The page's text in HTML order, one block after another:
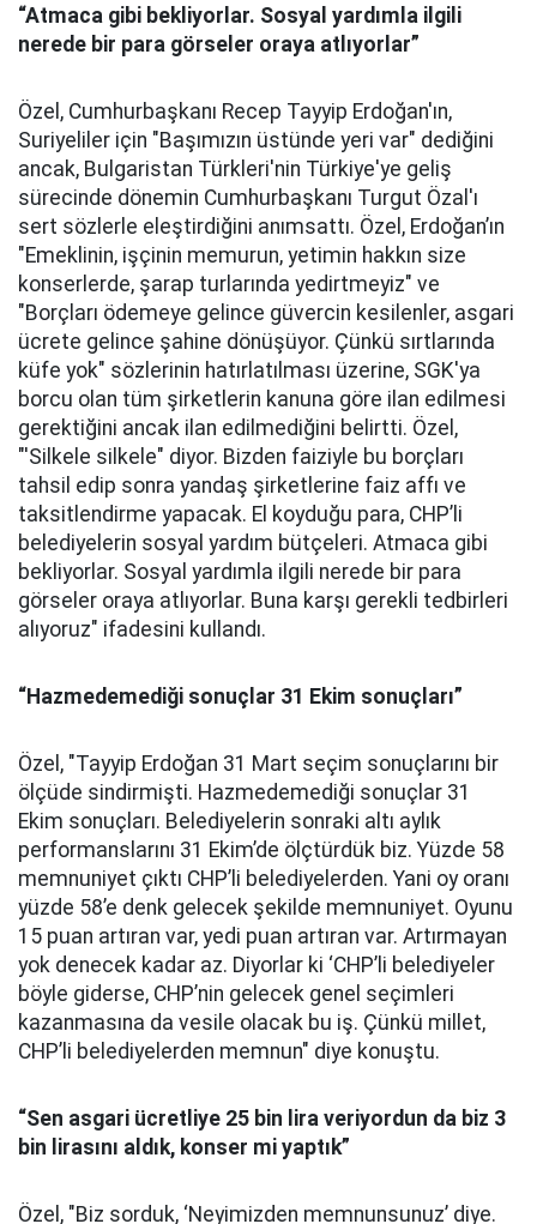
“Atmaca gibi bekliyorlar. Sosyal yardımla ilgili
nerede bir para görseler oraya atlıyorlar”
Özel, Cumhurbaşkanı Recep Tayyip Erdoğan'ın,
Suriyeliler için "Başımızın üstünde yeri var" dediğini
ancak, Bulgaristan Türkleri'nin Türkiye'ye geliş
sürecinde dönemin Cumhurbaşkanı Turgut Özal'ı
sert sözlerle eleştirdiğini anımsattı. Özel, Erdoğan’ın
"Emeklinin, işçinin memurun, yetimin hakkın size
konserlerde, şarap turlarında yedirtmeyiz" ve
"Borçları ödemeye gelince güvercin kesilenler, asgari
ücrete gelince şahine dönüşüyor. Çünkü sırtlarında
küfe yok" sözlerinin hatırlatılması üzerine, SGK'ya
borcu olan tüm şirketlerin kanuna göre ilan edilmesi
gerektiğini ancak ilan edilmediğini belirtti. Özel,
"'Silkele silkele" diyor. Bizden faiziyle bu borçları
tahsil edip sonra yandaş şirketlerine faiz affı ve
taksitlendirme yapacak. El koyduğu para, CHP’li
belediyelerin sosyal yardım bütçeleri. Atmaca gibi
bekliyorlar. Sosyal yardımla ilgili nerede bir para
görseler oraya atlıyorlar. Buna karşı gerekli tedbirleri
alıyoruz" ifadesini kullandı.
“Hazmedemediği sonuçlar 31 Ekim sonuçları”
Özel, "Tayyip Erdoğan 31 Mart seçim sonuçlarını bir
ölçüde sindirmişti. Hazmedemediği sonuçlar 31
Ekim sonuçları. Belediyelerin sonraki altı aylık
performanslarını 31 Ekim’de ölçtürdük biz. Yüzde 58
memnuniyet çıktı CHP’li belediyelerden. Yani oy oranı
yüzde 58’e denk gelecek şekilde memnuniyet. Oyunu
15 puan artıran var, yedi puan artıran var. Artırmayan
yok denecek kadar az. Diyorlar ki ‘CHP’li belediyeler
böyle giderse, CHP’nin gelecek genel seçimleri
kazanmasına da vesile olacak bu iş. Çünkü millet,
CHP’li belediyelerden memnun" diye konuştu.
“Sen asgari ücretliye 25 bin lira veriyordun da biz 3
bin lirasını aldık, konser mi yaptık”
Özel, "Biz sorduk, ‘Neyimizden memnunsunuz’ diye.